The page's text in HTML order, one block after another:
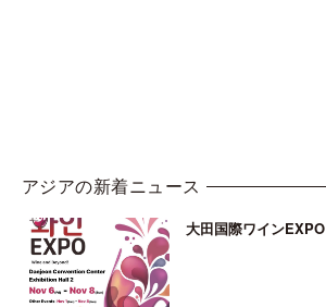
アジアの新着ニュース
大田国際ワインEXPO